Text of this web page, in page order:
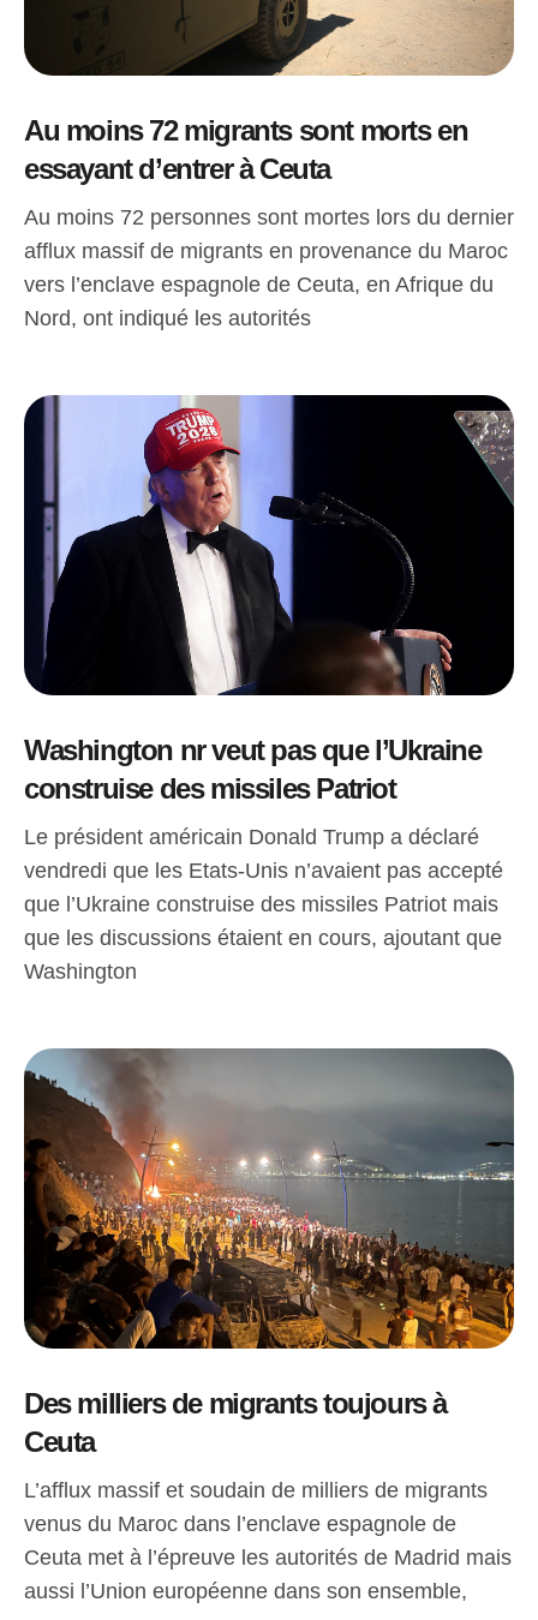
Au moins 72 migrants sont morts en
essayant d’entrer à Ceuta
Au moins 72 personnes sont mortes lors du dernier
afflux massif de migrants en provenance du Maroc
vers l’enclave espagnole de Ceuta, en Afrique du
Nord, ont indiqué les autorités
Washington nr veut pas que l’Ukraine
construise des missiles Patriot
Le président américain Donald Trump a déclaré
vendredi que les Etats-Unis n’avaient pas accepté
que l’Ukraine construise des missiles Patriot mais
que les discussions étaient en cours, ajoutant que
Washington
Des milliers de migrants toujours à
Ceuta
L’afflux massif et soudain de milliers de migrants
venus du Maroc dans l’enclave espagnole de
Ceuta met à l’épreuve les autorités de Madrid mais
aussi l’Union européenne dans son ensemble,